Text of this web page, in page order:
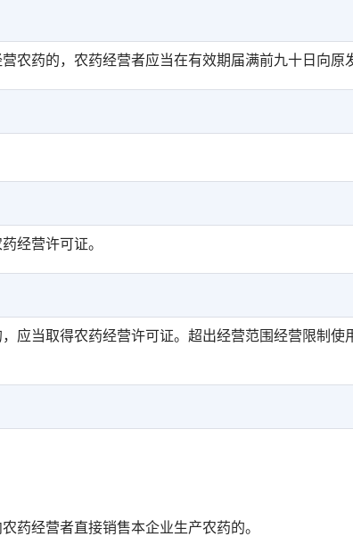
药的，农药经营者应当在有效期届满前九十日向原
经营许可证。
应当取得农药经营许可证。超出经营范围经营限制使
药经营者直接销售本企业生产农药的。